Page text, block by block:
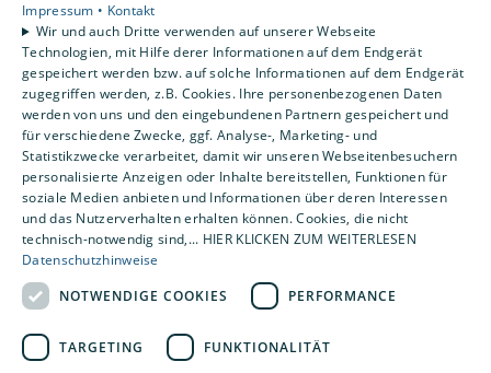
Impressum • Kontakt
Wir und auch Dritte verwenden auf unserer Webseite
Technologien, mit Hilfe derer Informationen auf dem Endgerät
gespeichert werden bzw. auf solche Informationen auf dem Endgerät
zugegriffen werden, z.B. Cookies. Ihre personenbezogenen Daten
werden von uns und den eingebundenen Partnern gespeichert und
für verschiedene Zwecke, ggf. Analyse-, Marketing- und
Statistikzwecke verarbeitet, damit wir unseren Webseitenbesuchern
personalisierte Anzeigen oder Inhalte bereitstellen, Funktionen für
soziale Medien anbieten und Informationen über deren Interessen
und das Nutzerverhalten erhalten können. Cookies, die nicht
technisch-notwendig sind,... HIER KLICKEN ZUM WEITERLESEN
Datenschutzhinweise
NOTWENDIGE COOKIES
PERFORMANCE
TARGETING FUNKTIONALITÄT